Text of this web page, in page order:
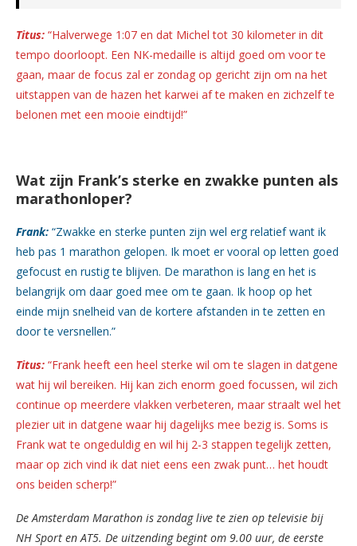
Titus: “Halverwege 1:07 en dat Michel tot 30 kilometer in dit
tempo doorloopt. Een NK-medaille is altijd goed om voor te
gaan, maar de focus zal er zondag op gericht zijn om na het
uitstappen van de hazen het karwei af te maken en zichzelf te
belonen met een mooie eindtijd!”
Wat zijn Frank’s sterke en zwakke punten als
marathonloper?
Frank: “Zwakke en sterke punten zijn wel erg relatief want ik
heb pas 1 marathon gelopen. Ik moet er vooral op letten goed
gefocust en rustig te blijven. De marathon is lang en het is
belangrijk om daar goed mee om te gaan. Ik hoop op het
einde mijn snelheid van de kortere afstanden in te zetten en
door te versnellen.”
Titus: “Frank heeft een heel sterke wil om te slagen in datgene
wat hij wil bereiken. Hij kan zich enorm goed focussen, wil zich
continue op meerdere vlakken verbeteren, maar straalt wel het
plezier uit in datgene waar hij dagelijks mee bezig is. Soms is
Frank wat te ongeduldig en wil hij 2-3 stappen tegelijk zetten,
maar op zich vind ik dat niet eens een zwak punt… het houdt
ons beiden scherp!”
De Amsterdam Marathon is zondag live te zien op televisie bij
NH Sport en AT5. De uitzending begint om 9.00 uur, de eerste